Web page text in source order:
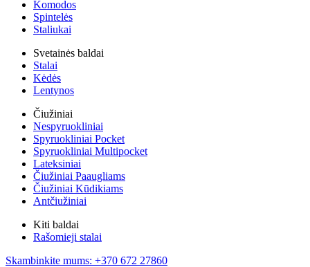
Komodos
Spintelės
Staliukai
Svetainės baldai
Stalai
Kėdės
Lentynos
Čiužiniai
Nespyruokliniai
Spyruokliniai Pocket
Spyruokliniai Multipocket
Lateksiniai
Čiužiniai Paaugliams
Čiužiniai Kūdikiams
Antčiužiniai
Kiti baldai
Rašomieji stalai
Skambinkite mums: +370 672 27860